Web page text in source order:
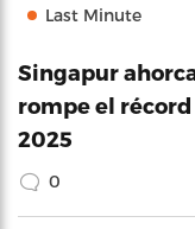
Last Minute
Singapur
rompe el
2025
0